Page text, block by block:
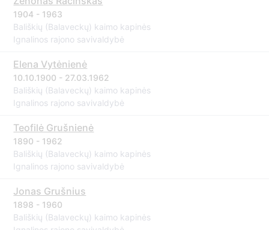
1904 - 1963
Bališkių (Balaveckų) kaimo kapinės
Ignalinos rajono savivaldybė
Elena Vytėnienė
10.10.1900 - 27.03.1962
Bališkių (Balaveckų) kaimo kapinės
Ignalinos rajono savivaldybė
Teofilė Grušnienė
1890 - 1962
Bališkių (Balaveckų) kaimo kapinės
Ignalinos rajono savivaldybė
Jonas Grušnius
1898 - 1960
Bališkių (Balaveckų) kaimo kapinės